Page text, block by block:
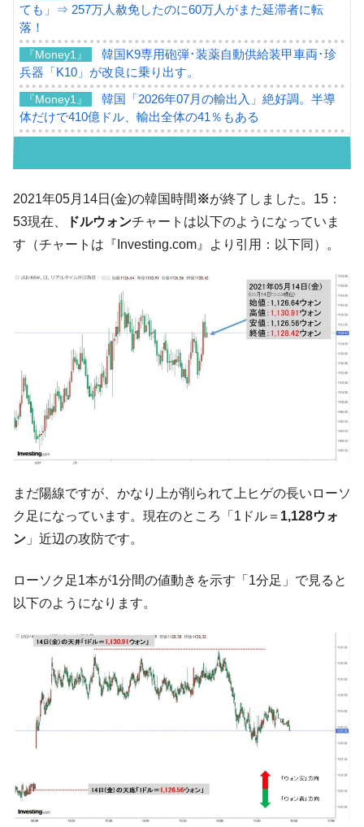
ても」⇒ 257万人赦免したのに60万人がまた延滞者に転
落！
『Money1』
韓国K9専用砲弾･装薬自動供給装甲車両･珍
兵器「K10」が改良に乗り出す。
『Money1』
韓国「2026年07月の輸出入」絶好調。半導
体だけで410億ドル、輸出全体の41％もある
【韓国の外貨準備】2026年07月は4,279億ド
ル。外平債の発行「19.4億ドル」
ーにウソのデータを入力したのは明白だ」
『Money1』
韓国･李在明さっそく不動産対策で浅薄な発
韓国は「中国と同じく」投資に不適格な国
『Money1』
『韓国銀行』が「金の保有量を増やしま
す」⇒「金を経由するドル入手」手段ではないのか？
『Money1』
ル」まで拡大 ⇒ 海外資金の動きに強く左右される状態
『Money1』
韓国･帰ってきた李在明。李在明を支持しな
『Money1』
韓国大統領府ボンクラ政策室長が告発され
た ⇒ 国家が行った恐るべき株価操作であり、空前の国政壟
断
動」
『Money1』
中国だけが鉄鋼輸出を異常増加させる ⇒ 中
『Money1』
韓国製造業「半導体絶好調」のウラで他業
種は全般的「不調」⇒ PSIが示す現況は決して良くない。
『Money1』
【米韓激突案件】韓国消費者院が『クーパ
ン』1人当たり賠償10万ウォンを認定 ⇒ 総額3兆7,000億
『Money1』 韓国で猛暑。南東部では干ばつ
韓国型イージス搭載の次世代駆逐艦
「KDDX」1番艦、2032年竣工と公示
『Money1』
【対日本円】ウォン安が急進！ 日米の協調
2021年05月14日(金)の韓国時間 ※が終了しました。15：
53現在、
ドルウォンチャートは以下のようになっていま
す（チャートは『Investing.com』より引用：以下同）。
まだ陽線ですが、かなり上が削られて上ヒゲの長いローソ
ク足になっています。現在のところ「1ドル＝ 1,128ウォ
ン 」近辺の攻防です。
ローソク足1本が1分間の値動きを示す「1分足」で見ると
以下のようになります。